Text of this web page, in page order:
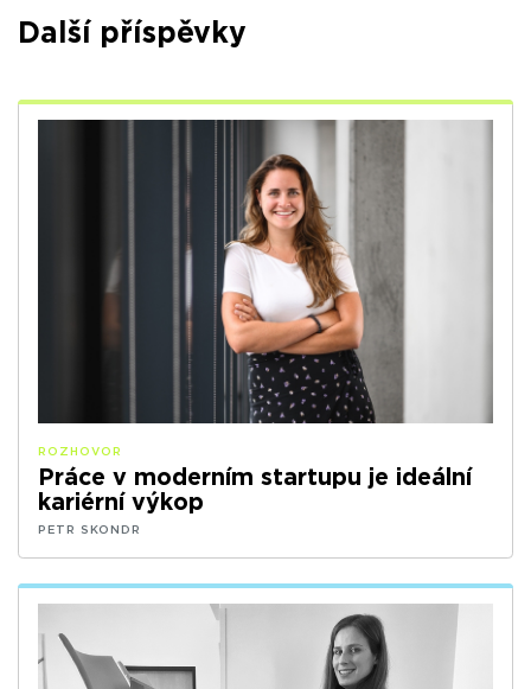
Další příspěvky
ROZHOVOR
Práce v moderním startupu je ideální
kariérní výkop
PETR SKONDR